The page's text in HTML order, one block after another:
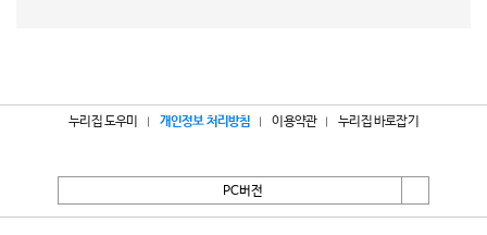
누리집 도우미 개인정보 처리방침 이용약관 누리집 바로잡기
PC버전